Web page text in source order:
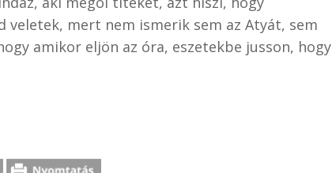
mert nem ismerik sem az Atyát, sem
amikor eljön az óra, eszetekbe jusson, hogy